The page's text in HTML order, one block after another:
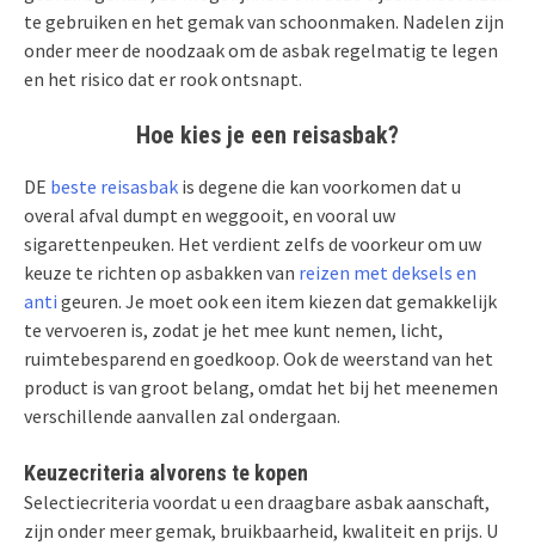
te gebruiken en het gemak van schoonmaken. Nadelen zijn
onder meer de noodzaak om de asbak regelmatig te legen
en het risico dat er rook ontsnapt.
Hoe kies je een reisasbak?
DE beste reisasbak is degene die kan voorkomen dat u
overal afval dumpt en weggooit, en vooral uw
sigarettenpeuken. Het verdient zelfs de voorkeur om uw
keuze te richten op asbakken van reizen met deksels en
anti geuren. Je moet ook een item kiezen dat gemakkelijk
te vervoeren is, zodat je het mee kunt nemen, licht,
ruimtebesparend en goedkoop. Ook de weerstand van het
product is van groot belang, omdat het bij het meenemen
verschillende aanvallen zal ondergaan.
Keuzecriteria alvorens te kopen
Selectiecriteria voordat u een draagbare asbak aanschaft,
zijn onder meer gemak, bruikbaarheid, kwaliteit en prijs. U